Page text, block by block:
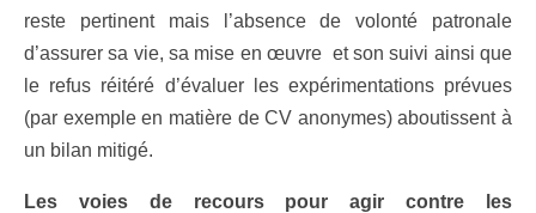
reste pertinent mais l’absence de volonté patronale
d’assurer sa vie, sa mise en œuvre et son suivi ainsi que
le refus réitéré d’évaluer les expérimentations prévues
(par exemple en matière de CV anonymes) aboutissent à
un bilan mitigé.
Les voies de recours pour agir contre les